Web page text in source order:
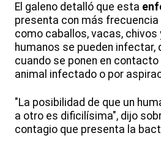
El galeno detalló que esta
presenta con más frecuencia
como caballos, vacas, chivos
humanos se pueden
cuando se ponen en contacto
animal infectado o por
"La posibilidad de que un
a otro es dificilísima", dijo
contagio que presenta la